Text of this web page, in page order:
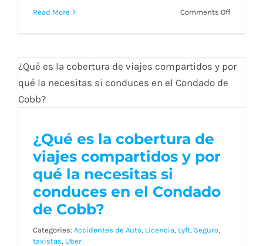
Read More Comments Offon
mandan
viajes compartidos y por
qué la necesitas si
conduces en el Condado
de Cobb?
¿Qué es la cobertura de
viajes compartidos y por
qué la necesitas si
conduces en el Condado
de Cobb?
Categories: Accidentes de Auto, Licencia, Lyft, Seguro,
taxistas, Uber